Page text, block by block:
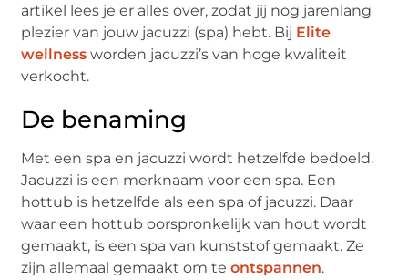
artikel lees je er alles over, zodat jij nog jarenlang
plezier van jouw jacuzzi (spa) hebt. Bij Elite
wellness worden jacuzzi’s van hoge kwaliteit
verkocht.
De benaming
Met een spa en jacuzzi wordt hetzelfde bedoeld.
Jacuzzi is een merknaam voor een spa. Een
hottub is hetzelfde als een spa of jacuzzi. Daar
waar een hottub oorspronkelijk van hout wordt
gemaakt, is een spa van kunststof gemaakt. Ze
zijn allemaal gemaakt om teontspannen.